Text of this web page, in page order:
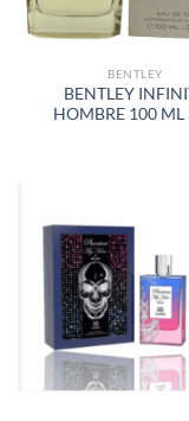
BENTLEY
BENTLEY
HOMBRE 100 ML